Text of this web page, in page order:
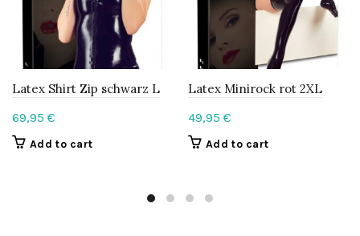
Latex Shirt Zip schwarz L
69,95 €
Add to cart
Latex Minirock rot 2XL
49,95 €
Add to cart